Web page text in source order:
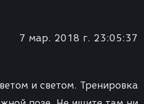
7 мар. 2018 г. 23:05:37
и светом. Тренировка